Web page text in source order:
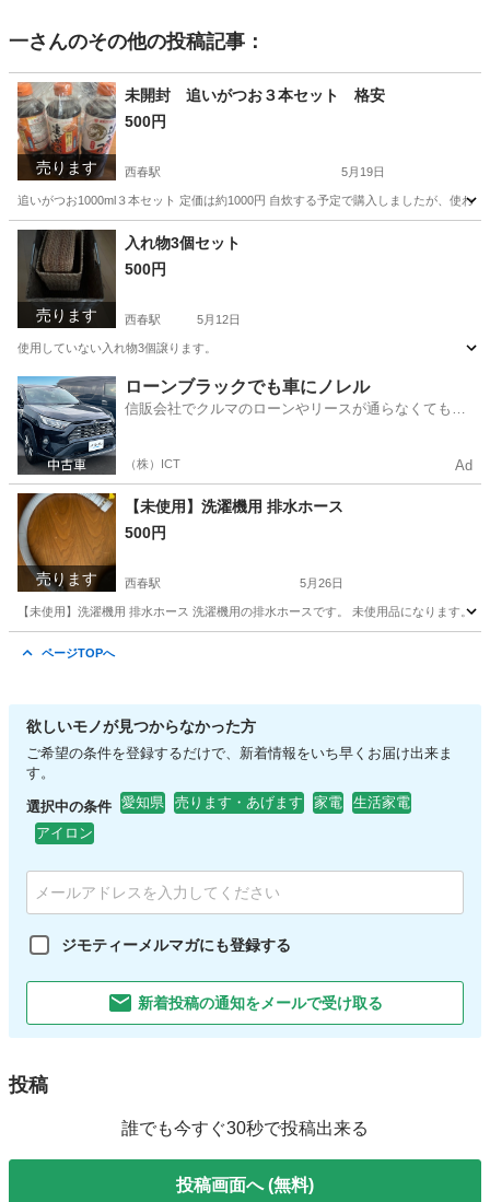
一さんのその他の投稿記事：
売ります
未開封 追いがつお３本セット 格安
500円
西春駅 5月19日
追いがつお1000ml３本セット 定価は約1000円 自炊する予定で購入しましたが、使わ
愛知 北名古屋市 西春駅 食品
売ります
入れ物3個セット
500円
西春駅 5月12日
使用していない入れ物3個譲ります。
愛知 北名古屋市 西春駅 バッグ セット
ローンブラックでも車にノレル
信販会社でクルマのローンやリースが通らなくてもク
（株）ICT Ad
売ります
【未使用】洗濯機用 排水ホース
500円
西春駅 5月26日
【未使用】洗濯機用 排水ホース 洗濯機用の排水ホースです。 未使用品になります。
ページTOPへ
欲しいモノが見つからなかった方
ご希望の条件を登録するだけで、新着情報をいち早くお届け出来ま
す。
選択中の条件 愛知県 売ります・あげます 家電
生活家電
アイロン
ジモティーメルマガにも登録する
新着投稿の通知をメールで受け取る
投稿
誰でも今すぐ30秒で投稿出来る
投稿画面へ (無料)